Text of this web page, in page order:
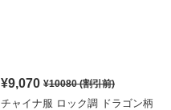
¥9,070 ¥10080(割引前)
チャイナ服 ロック調 ドラゴン柄